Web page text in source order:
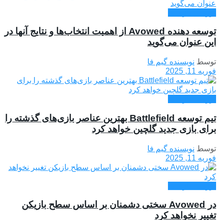
توسعه دهنده Avowed از اهمیت انتخاب‌ها و نتایج آنها در
این عنوان می‌گوید
توسط نویسنده گیم فا
فوریه 11, 2025
تیم توسعه Battlefield بهترین عناصر بازی‌های گذشته را
برای بازی جدید گلچین خواهد کرد
توسط نویسنده گیم فا
فوریه 11, 2025
در Avowed سختی دشمنان بر اساس سطح بازیکن
تغییر نخواهد کرد